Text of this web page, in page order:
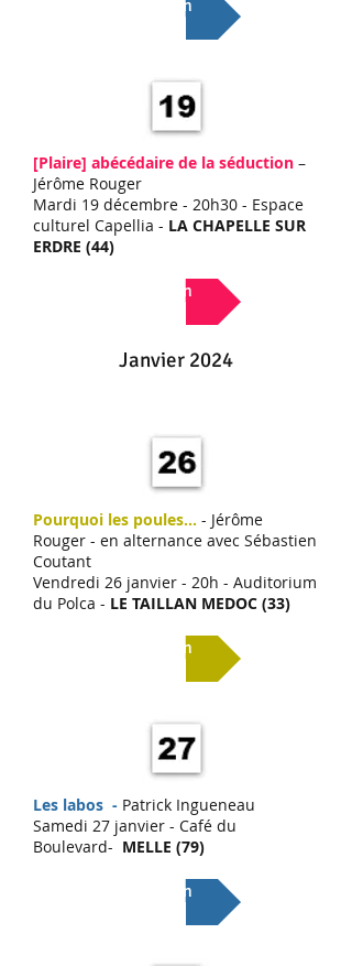
Lien
[Plaire] abécédaire de la séduction –
Jérôme Rouger
Mardi 19 décembre - 20h30 - Espace
culturel Capellia - LA CHAPELLE SUR
ERDRE (44)
Lien
Janvier 2024
Pourquoi les poules... - Jérôme
Rouger - en alternance avec Sébastien
Coutant
Vendredi 26 janvier - 20h - Auditorium
du Polca - LE TAILLAN MEDOC (33)
Lien
Les labos - Patrick Ingueneau
Samedi 27 janvier - Café du
Boulevard- MELLE (79)
Lien